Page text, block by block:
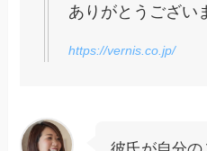
ありがとうござい
https://vernis.co.jp/